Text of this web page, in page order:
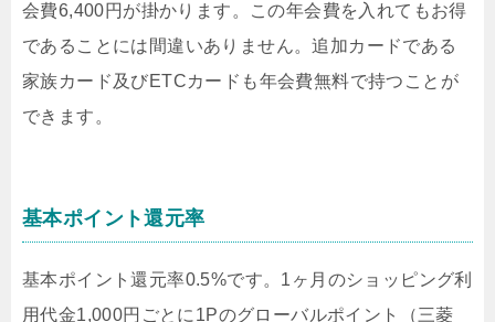
会費6,400円が掛かります。この年会費を入れてもお得
であることには間違いありません。追加カードである
家族カード及びETCカードも年会費無料で持つことが
できます。
基本ポイント還元率
基本ポイント還元率0.5%です。1ヶ月のショッピング利
用代金1,000円ごとに1Pのグローバルポイント（三菱